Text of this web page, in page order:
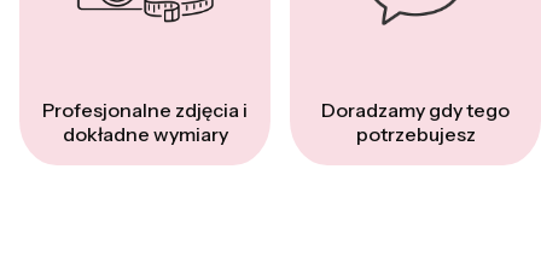
Profesjonalne zdjęcia i
dokładne wymiary
Doradzamy gdy tego
potrzebujesz